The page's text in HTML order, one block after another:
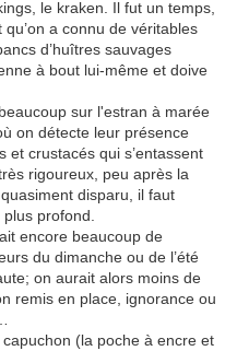
le kraken. Il fut un temps,
a connu de véritables
d’huîtres sauvages
à bout lui-même et doive
sur l'estran à marée
on détecte leur présence
et crustacés qui s’entassent
rigoureux, peu après la
disparu, il faut
profond.
encore beaucoup de
du dimanche ou de l’été
on aurait alors moins de
remis en place, ignorance ou
(la poche à encre et